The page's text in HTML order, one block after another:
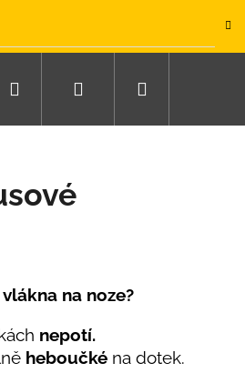
Hledat Přihlášení
na noze?
nepotí.
heboučké na dotek.